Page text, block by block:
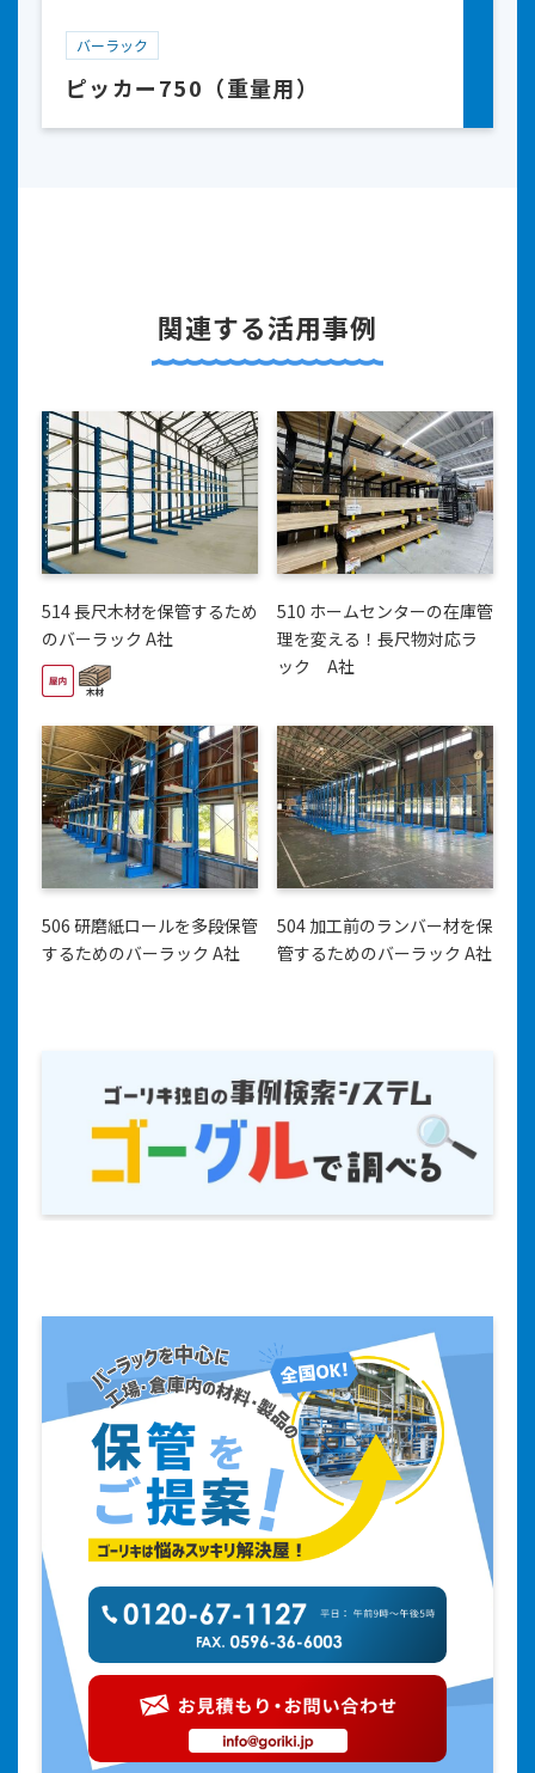
バーラック
ピッカー750（重量用）
関連する活用事例
514 長尺木材を保管するため
のバーラック A社
510 ホームセンターの在庫管
理を変える！長尺物対応ラ
ック A社
506 研磨紙ロールを多段保管
するためのバーラック A社
504 加工前のランバー材を保
管するためのバーラック A社